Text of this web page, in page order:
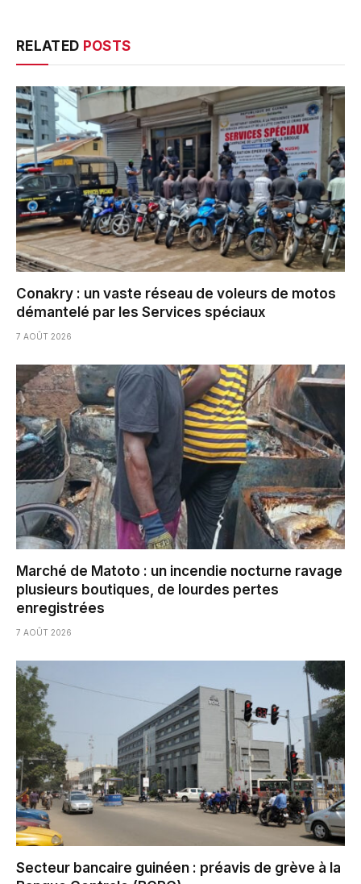
RELATED POSTS
Conakry : un vaste réseau de voleurs de motos
démantelé par les Services spéciaux
7 AOÛT 2026
Marché de Matoto : un incendie nocturne ravage
plusieurs boutiques, de lourdes pertes
enregistrées
7 AOÛT 2026
Secteur bancaire guinéen : préavis de grève à la